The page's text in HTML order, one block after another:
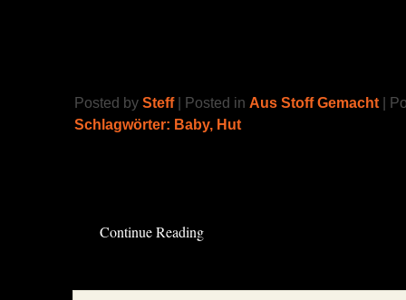
Posted by Steff| Posted in Aus Stoff Gemacht |
Schlagwörter: Baby, Hut
Continue Reading